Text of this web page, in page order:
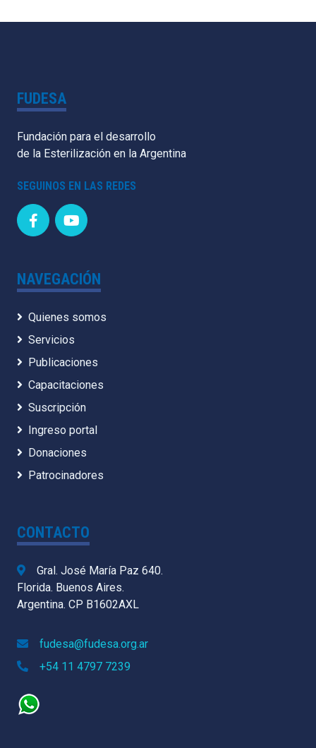
FUDESA
Fundación para el desarrollo
de la Esterilización en la Argentina
SEGUINOS EN LAS REDES
NAVEGACIÓN
Quienes somos
Servicios
Publicaciones
Capacitaciones
Suscripción
Ingreso portal
Donaciones
Patrocinadores
CONTACTO
Gral. José María Paz 640.
Florida. Buenos Aires.
Argentina. CP B1602AXL
fudesa@fudesa.org.ar
+54 11 4797 7239